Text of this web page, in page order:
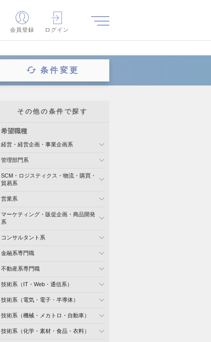
会員登録 ログイン
条件変更
その他の条件で探す
希望職種
経営・経営企画・事業企画系
管理部門系
SCM・ロジスティクス・物流・購買・
貿易系
営業系
マーケティング・販促企画・商品開発
系
コンサルタント系
金融系専門職
不動産系専門職
技術系（IT・Web・通信系）
技術系（電気・電子・半導体）
技術系（機械・メカトロ・自動車）
技術系（化学・素材・食品・衣料）